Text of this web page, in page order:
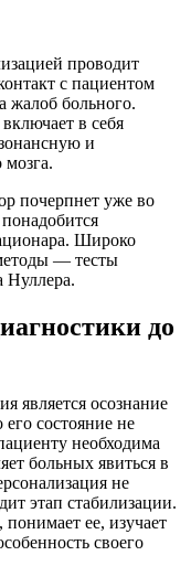
проводит
с пациентом
жалоб больного.
в себя
и
почерпнет уже во
Широко
— тесты
Нуллера.
до
является осознание
состояние не
необходима
больных явиться в
не
этап стабилизации.
ее, изучает
своего